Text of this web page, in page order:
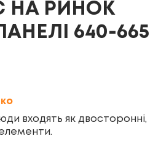
НА РИНОК
640-665
входять як двосторонні,